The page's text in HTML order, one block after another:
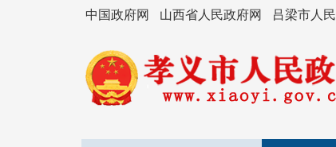
中国政府网 山西省人民政府网 吕梁市人